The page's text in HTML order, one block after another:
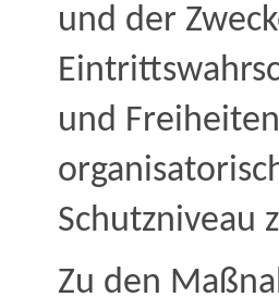
und der
und
Schutzniveau
Zu den